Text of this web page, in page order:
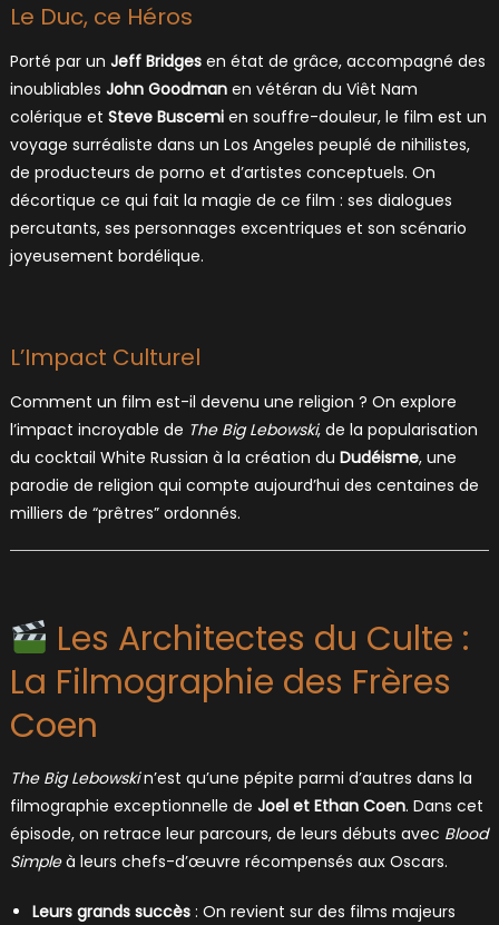
Le Duc, ce Héros
Porté par un Jeff Bridgesen état de grâce, accompagné des
inoubliables John Goodmanen vétéran du Viêt Nam
colérique et Steve Buscemien souffre-douleur, le film est un
voyage surréaliste dans un Los Angeles peuplé de nihilistes,
de producteurs de porno et d’artistes conceptuels. On
décortique ce qui fait la magie de ce film : ses dialogues
percutants, ses personnages excentriques et son scénario
joyeusement bordélique.
L’Impact Culturel
Comment un film est-il devenu une religion ? On explore
l’impact incroyable de The Big Lebowski, de la popularisation
du cocktail White Russian à la création du Dudéisme, une
parodie de religion qui compte aujourd’hui des centaines de
milliers de “prêtres” ordonnés.
Les Architectes du Culte :
La Filmographie des Frères
Coen
The Big Lebowskin’est qu’une pépite parmi d’autres dans la
filmographie exceptionnelle de Joel et Ethan Coen. Dans cet
épisode, on retrace leur parcours, de leurs débuts avec Blood
Simpleà leurs chefs-d’œuvre récompensés aux Oscars.
Leurs grands succès: On revient sur des films majeurs